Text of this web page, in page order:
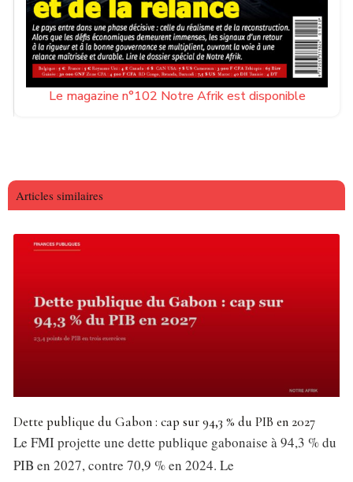
Le magazine n°102 Notre Afrik est disponible
Articles similaires
Dette publique du Gabon : cap sur 94,3 % du PIB en 2027
Le FMI projette une dette publique gabonaise à 94,3 % du
PIB en 2027, contre 70,9 % en 2024. Le